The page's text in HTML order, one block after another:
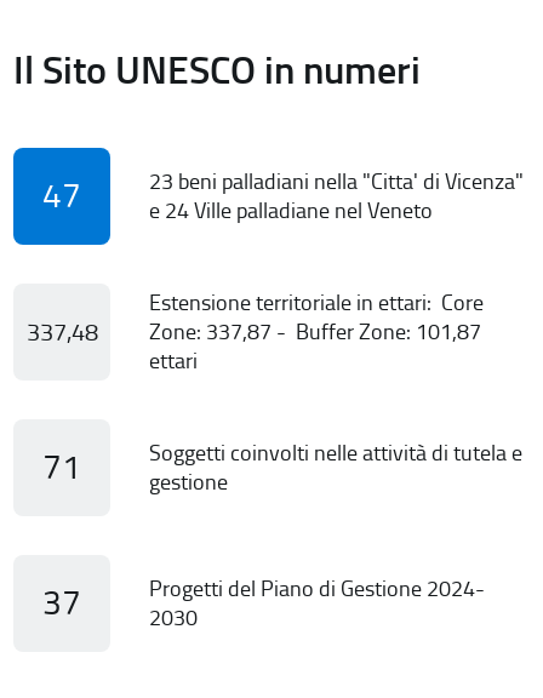
Il Sito UNESCO in numeri
47
23 beni palladiani nella "Citta' di Vicenza"
e 24 Ville palladiane nel Veneto
337,48
Estensione territoriale in ettari: Core
Zone: 337,87 - Buffer Zone: 101,87
ettari
71
Soggetti coinvolti nelle attività di tutela e
gestione
37
Progetti del Piano di Gestione 2024-
2030